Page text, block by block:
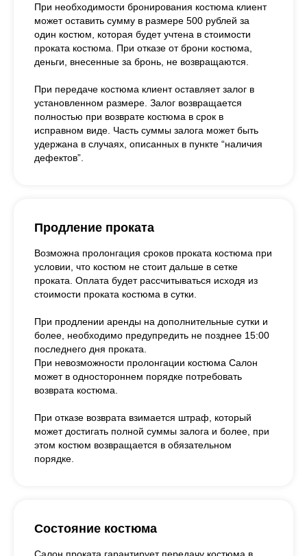
При необходимости бронирования костюма клиент
может оставить сумму в размере 500 рублей за
один костюм, которая будет учтена в стоимости
проката костюма. При отказе от брони костюма,
деньги, внесенные за бронь, не возвращаются.
При передаче костюма клиент оставляет залог в
установленном размере. Залог возвращается
полностью при возврате костюма в срок в
исправном виде. Часть суммы залога может быть
удержана в случаях, описанных в пункте “наличия
дефектов”.
Продление проката
Возможна пролонгация сроков проката костюма при
условии, что костюм не стоит дальше в сетке
проката. Оплата будет рассчитываться исходя из
стоимости проката костюма в сутки.
При продлении аренды на дополнительные сутки и
более, необходимо предупредить не позднее 15:00
последнего дня проката.
При невозможности пролонгации костюма Салон
может в одностороннем порядке потребовать
возврата костюма.
При отказе возврата взимается штраф, который
может достигать полной суммы залога и более, при
этом костюм возвращается в обязательном
порядке.
Состояние костюма